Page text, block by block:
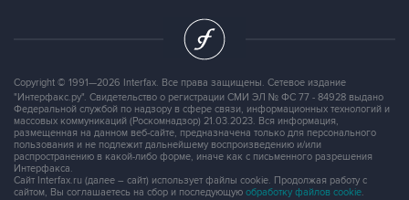
Copyright © 1991—2026 Interfax. Все права защищены. Сетевое издание
"Интерфакс.ру". Свидетельство о регистрации СМИ ЭЛ № ФС 77 - 84928 выдано
Федеральной службой по надзору в сфере связи, информационных технологий и
массовых коммуникаций (Роскомнадзор) 21.03.2023. Вся информация,
размещенная на данном веб-сайте, предназначена только для персонального
пользования и не подлежит дальнейшему воспроизведению и/или
распространению в какой-либо форме, иначе как с письменного разрешения
Интерфакса.
Сайт Interfax.ru (далее – сайт) использует файлы cookie. Продолжая работу с
сайтом, Вы соглашаетесь на сбор и последующую обработку файлов cookie.